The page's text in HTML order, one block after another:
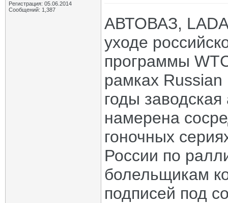
Регистрация: 05.06.2014
Сообщений: 1,387
АВТОВАЗ,
уходе
программы
рамках
годы
намерена
гоночных
России по
болельщикам
подписей под